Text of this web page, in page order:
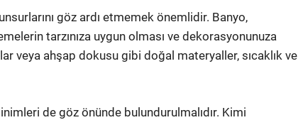
göz ardı etmemek önemlidir. Banyo,
tarzınıza uygun olması ve dekorasyonunuza
veya ahşap dokusu gibi doğal materyaller, sıcaklık ve
de göz önünde bulundurulmalıdır. Kimi